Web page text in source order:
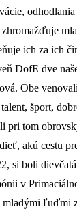
odhodlania
ich za ich
DofE dve
Obe
šport,
pri tom
akú cestu
si boli
v
ľuďmi